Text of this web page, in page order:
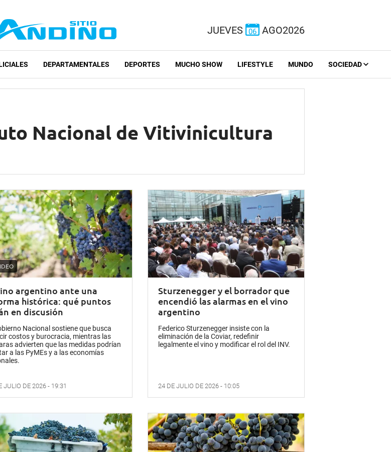
JUEVES 06 AGO2026
DEPARTAMENTALES DEPORTES MUCHO SHOW LIFESTYLE MUNDO SOCIEDAD
Nacional de Vitivinicultura
argentino ante una
histórica: qué puntos
en discusión
Nacional sostiene que busca
costos y burocracia, mientras las
advierten que las medidas podrían
a las PyMEs y a las economías
JULIO DE 2026 - 19:31
Sturzenegger y el borrador que
encendió las alarmas en el vino
argentino
Federico Sturzenegger insiste con la
eliminación de la Coviar, redefinir
legalmente el vino y modificar el rol del INV.
24 DE JULIO DE 2026 - 10:05